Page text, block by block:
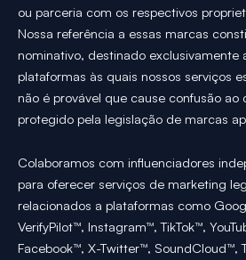
ou parceria com os respectivos
Nossa referência a essas marcas
nominativo, destinado exclusivamente
plataformas às quais nossos serviços
não é provável que cause confusão ao
protegido pela legislação de marcas
Colaboramos com influenciadores
para oferecer serviços de marketing
relacionados a plataformas como
VerifyPilot™, Instagram™, TikTok™,
Facebook™, X-Twitter™, SoundCloud™,